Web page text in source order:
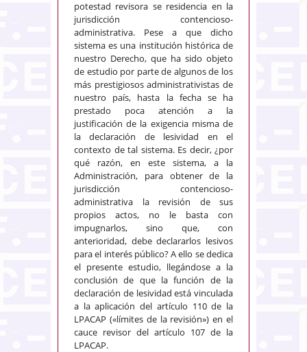
potestad revisora se residencia en la
jurisdicción contencioso-
administrativa. Pese a que dicho
sistema es una institución histórica de
nuestro Derecho, que ha sido objeto
de estudio por parte de algunos de los
más prestigiosos administrativistas de
nuestro país, hasta la fecha se ha
prestado poca atención a la
justificación de la exigencia misma de
la declaración de lesividad en el
contexto de tal sistema. Es decir, ¿por
qué razón, en este sistema, a la
Administración, para obtener de la
jurisdicción contencioso-
administrativa la revisión de sus
propios actos, no le basta con
impugnarlos, sino que, con
anterioridad, debe declararlos lesivos
para el interés público? A ello se dedica
el presente estudio, llegándose a la
conclusión de que la función de la
declaración de lesividad está vinculada
a la aplicación del artículo 110 de la
LPACAP («límites de la revisión») en el
cauce revisor del artículo 107 de la
LPACAP.